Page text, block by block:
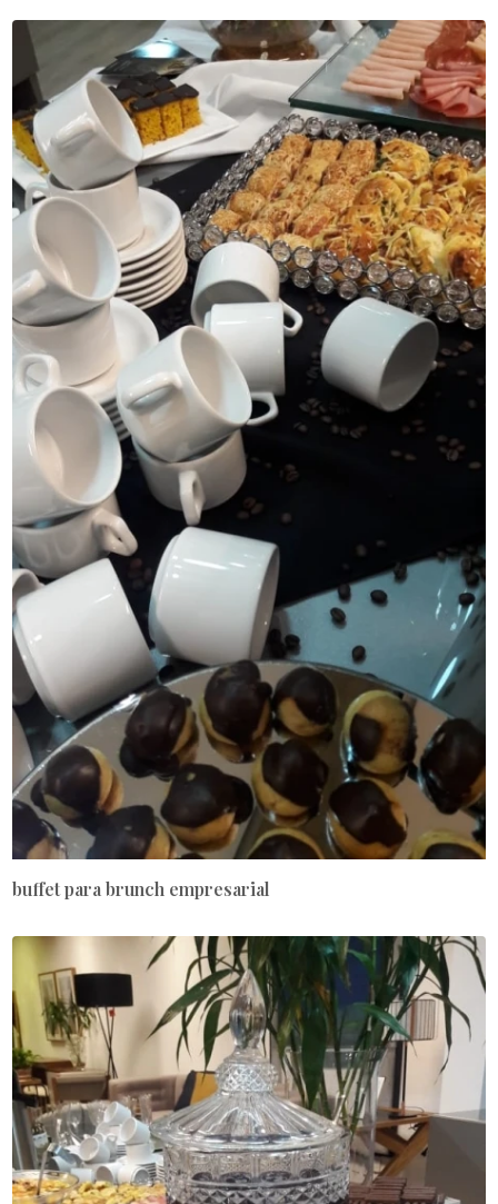
buffet para brunch empresarial